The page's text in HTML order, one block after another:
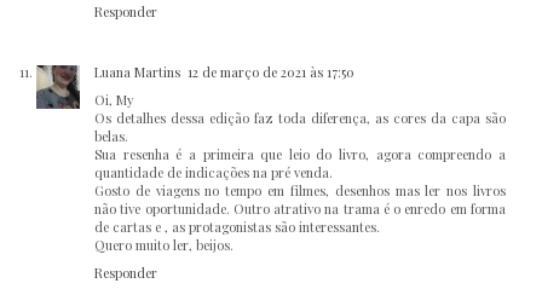
Responder
Luana Martins 12 de março de 2021 às 17:50
Oi, My
Os detalhes dessa edição faz toda diferença, as cores da capa são
belas.
Sua resenha é a primeira que leio do livro, agora compreendo a
quantidade de indicações na pré venda.
Gosto de viagens no tempo em filmes, desenhos mas ler nos livros
não tive oportunidade. Outro atrativo na trama é o enredo em forma
de cartas e , as protagonistas são interessantes.
Quero muito ler, beijos.
Responder